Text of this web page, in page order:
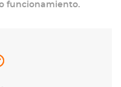
funcionamiento.